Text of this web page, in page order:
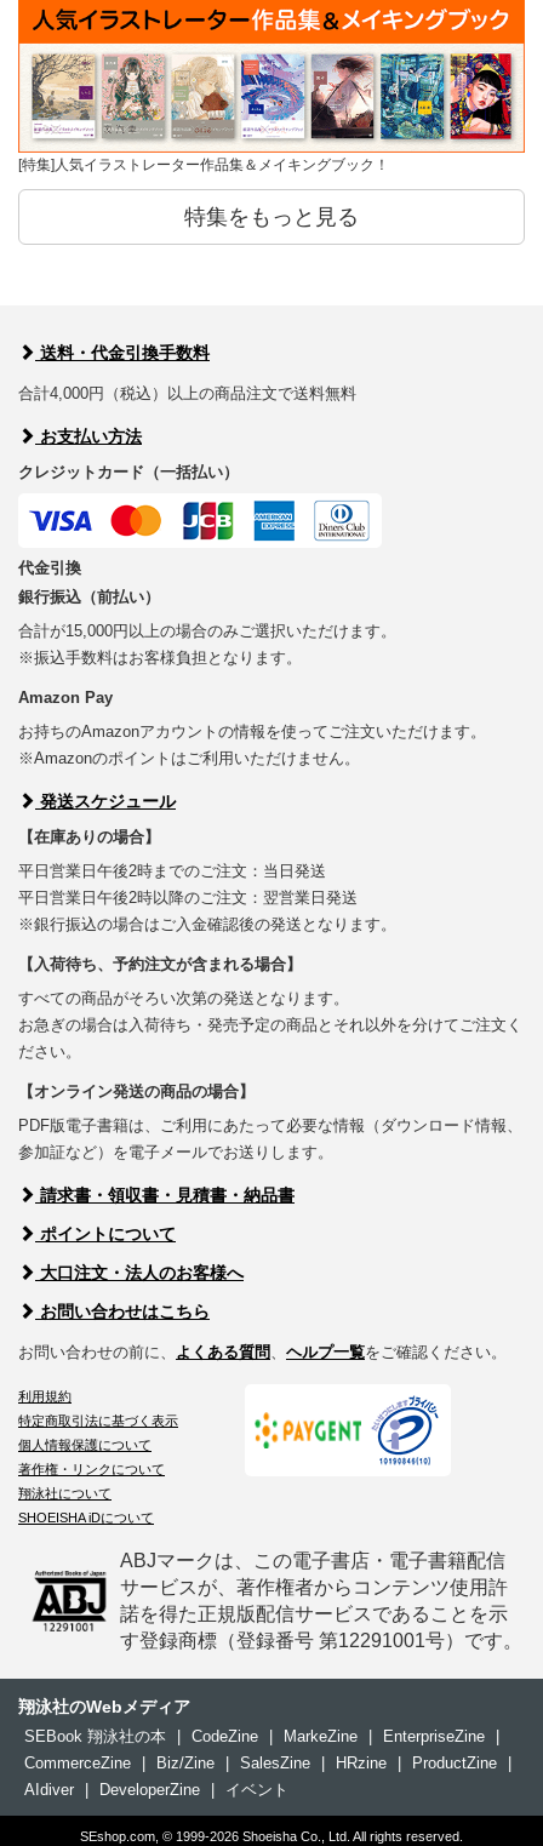
[特集]人気イラストレーター作品集＆メイキングブック！
特集をもっと見る
送料・代金引換手数料
合計4,000円（税込）以上の商品注文で送料無料
お支払い方法
クレジットカード（一括払い）
代金引換
銀行振込（前払い）
合計が15,000円以上の場合のみご選択いただけます。
※振込手数料はお客様負担となります。
Amazon Pay
お持ちのAmazonアカウントの情報を使ってご注文いただけます。
※Amazonのポイントはご利用いただけません。
発送スケジュール
【在庫ありの場合】
平日営業日午後2時までのご注文：当日発送
平日営業日午後2時以降のご注文：翌営業日発送
※銀行振込の場合はご入金確認後の発送となります。
【入荷待ち、予約注文が含まれる場合】
すべての商品がそろい次第の発送となります。
お急ぎの場合は入荷待ち・発売予定の商品とそれ以外を分けてご注文く
ださい。
【オンライン発送の商品の場合】
PDF版電子書籍は、ご利用にあたって必要な情報（ダウンロード情報、
参加証など）を電子メールでお送りします。
請求書・領収書・見積書・納品書
ポイントについて
大口注文・法人のお客様へ
お問い合わせはこちら
お問い合わせの前に、 よくある質問、 ヘルプ一覧をご確認ください。
利用規約
特定商取引法に基づく表示
個人情報保護について
著作権・リンクについて
翔泳社について
SHOEISHA iDについて
ABJマークは、この電子書店・電子書籍配信
サービスが、著作権者からコンテンツ使用許
諾を得た正規版配信サービスであることを示
す登録商標（登録番号 第12291001号）です。
翔泳社のWebメディア
SEBook 翔泳社の本 CodeZine MarkeZine EnterpriseZine
CommerceZine
Biz/Zine SalesZine HRzine ProductZine
AIdiver
DeveloperZine イベント
SEshop.com, © 1999-2026 Shoeisha Co., Ltd. All rights reserved.